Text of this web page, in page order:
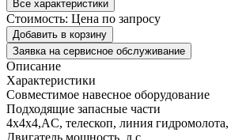
Все характеристики
Стоимость: Цена по запросу
Добавить в корзину
Заявка на сервисное обслуживание
Описание
Характеристики
Совместимое навесное оборудование
Подходящие запасные части
4х4х4,AC, телескоп, линия